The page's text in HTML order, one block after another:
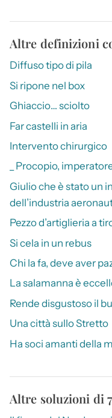
Altre definizioni
Diffuso tipo di pila
Si ripone nel box
Ghiaccio… sciolto
Far castelli in aria
Intervento chirurgico
_ Procopio,
Giulio che è stato un
dell’industria
Pezzo d’artiglieria a
Si cela in un rebus
Chi la fa, deve aver
La salamanna è
Rende disgustoso il
Una città sullo Stretto
Ha soci amanti della
Altre soluzioni di